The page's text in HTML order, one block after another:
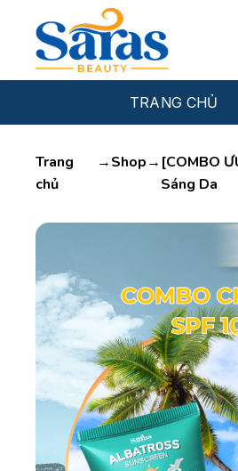
dung
TRANG CHỦ
Trang
chủ
→Shop→ [COMBO
Sáng Da